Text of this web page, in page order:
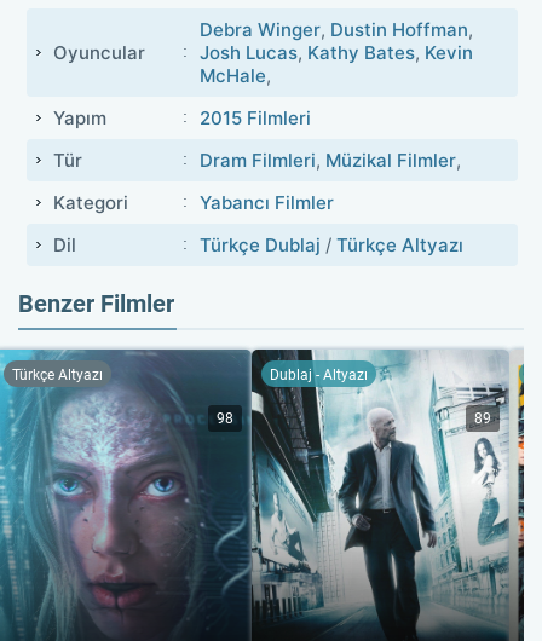
Oyuncular
Debra Winger, Dustin Hoffman,
Josh Lucas, Kathy Bates, Kevin
McHale,
Yapım
2015 Filmleri
Tür
Dram Filmleri, Müzikal Filmler,
Kategori
Yabancı Filmler
Dil
Türkçe Dublaj / Türkçe Altyazı
Benzer Filmler
Türkçe Altyazı
98
Dublaj - Altyazı
89